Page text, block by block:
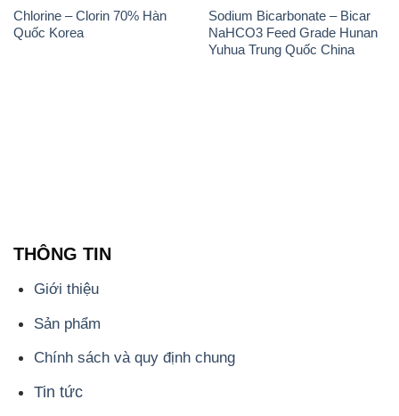
Chlorine – Clorin 70% Hàn
Quốc Korea
Sodium Bicarbonate – Bicar
NaHCO3 Feed Grade Hunan
Yuhua Trung Quốc China
THÔNG TIN
Giới thiệu
Sản phẩm
Chính sách và quy định chung
Tin tức